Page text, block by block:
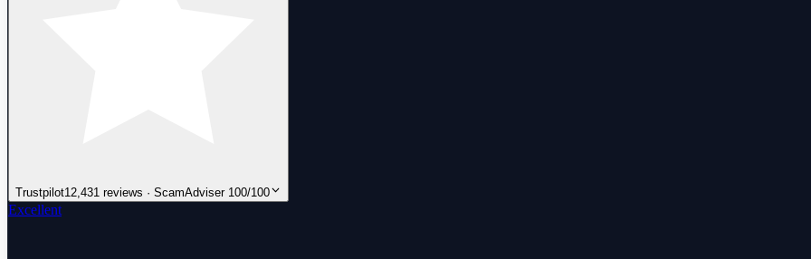
Trustpilot12,431 reviews · ScamAdviser 100/100
Excellent